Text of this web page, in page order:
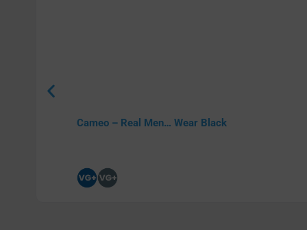
Cameo – Real Men… Wear Black